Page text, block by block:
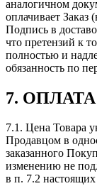
аналогичном
оплачивает Заказ
Подпись в
что претензий к
полностью и
обязанность по
7.
7.1. Цена Товара
Продавцом в
заказанного
изменению не
в п. 7.2